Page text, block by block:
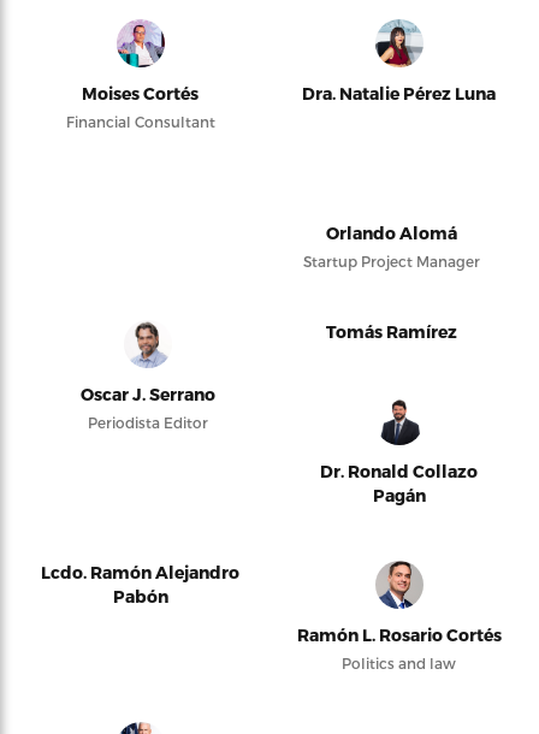
Moises Cortés
Financial Consultant
Dra. Natalie Pérez Luna
Orlando Alomá
Startup Project Manager
Oscar J. Serrano
Periodista Editor
Tomás Ramírez
Dr. Ronald Collazo
Pagán
Lcdo. Ramón Alejandro
Pabón
Ramón L. Rosario Cortés
Politics and law